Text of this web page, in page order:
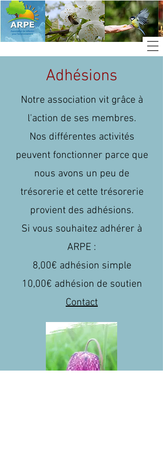
Adhésions
Notre association vit grâce à
l'action de ses membres.
Nos différentes activités
peuvent fonctionner parce que
nous avons un peu de
trésorerie et cette trésorerie
provient des adhésions.
Si vous souhaitez adhérer à
ARPE :
8,00€ adhésion simple
10,00€ adhésion de soutien
Contact